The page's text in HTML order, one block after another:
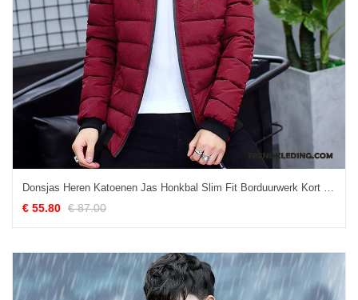
Donsjas Heren Katoenen Jas Honkbal Slim Fit Borduurwerk Kort Casual Rood
€ 55.80 € 87.00